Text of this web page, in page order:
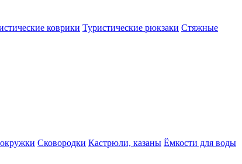
коврики Туристические рюкзаки Стяжные
Сковородки Кастрюли, казаны Ёмкости для воды